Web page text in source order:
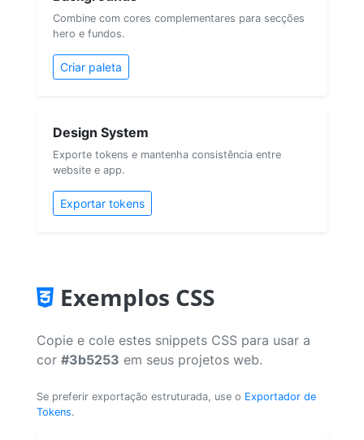
Combine com cores complementares para secções
hero e fundos.
Criar paleta
Design System
Exporte tokens e mantenha consistência entre
website e app.
Exportar tokens
Exemplos CSS
Copie e cole estes snippets CSS para usar a
cor #3b5253 em seus projetos web.
Se preferir exportação estruturada, use o Exportador de
Tokens.